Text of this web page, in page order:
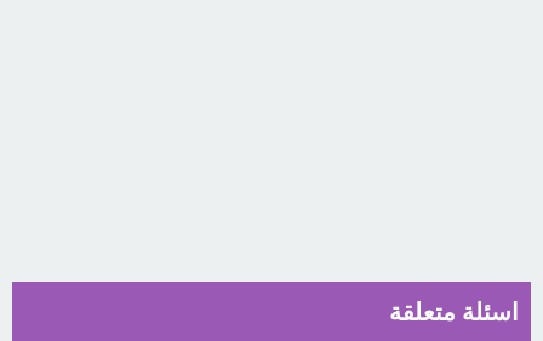
اسئلة متعلقة